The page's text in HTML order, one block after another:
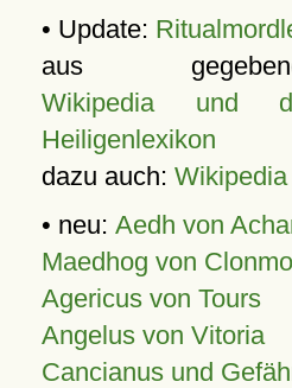
• Update:
aus
Wikipedia und
Heiligenlexikon
dazu auch:
• neu: Aedh von
Maedhog von
Agericus von Tours
Angelus von Vitoria
Cancianus und